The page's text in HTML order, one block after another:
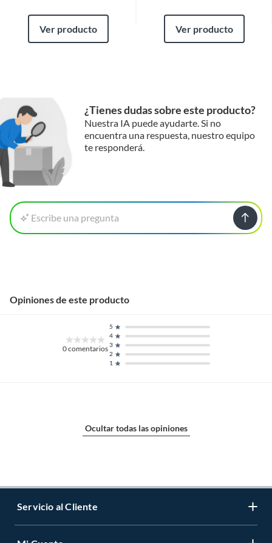
Ver producto Ver producto
¿Tienes dudas sobre este producto?
Nuestra IA puede ayudarte. Si no
encuentra una respuesta, nuestro equipo
te responderá.
Escribe una pregunta
Opiniones de este producto
0comentarios
1
2
3
4
5
Ocultar todas las opiniones
Servicio al Cliente